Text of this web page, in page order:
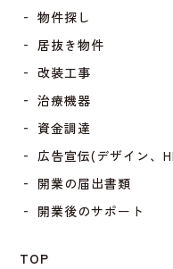
‐ 物件探し
‐ 居抜き物件
‐ 改装工事
‐ 治療機器
‐ 資金調達
‐ 広告宣伝(デザイン、
‐ 開業の届出書類
‐ 開業後のサポート
TOP